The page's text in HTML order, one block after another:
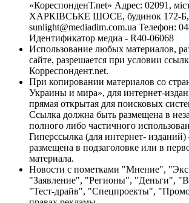
«КореспонденТ.net» Адрес: 02091,
ХАРКІВСЬКЕ ШОСЕ, будинок 172-Б,
sunlight@mediadim.com.ua Телефон:
Идентификатор медиа - R40-06068
Использование любых материалов,
сайте, разрешается при условии
Корреспондент.net.
При копировании материалов со
Украины и мира», для интернет-
прямая открытая для поисковых
Ссылка должна быть размещена в
полного либо частичного
Гиперссылка (для интернет-
размещена в подзаголовке или в
материала.
Новости с пометками "Мнение",
"Заявление", "Регионы", "Деньги",
"Тест-драйв", "Спецпроекты",